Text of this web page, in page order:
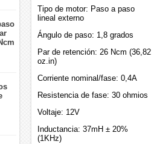
Tipo de motor: Paso a paso
lineal externo
Ángulo de paso: 1,8 grados
Par de retención: 26 Ncm (36,82
oz.in)
Corriente nominal/fase: 0,4A
Resistencia de fase: 30 ohmios
Voltaje: 12V
Inductancia: 37mH ± 20%
(1KHz)